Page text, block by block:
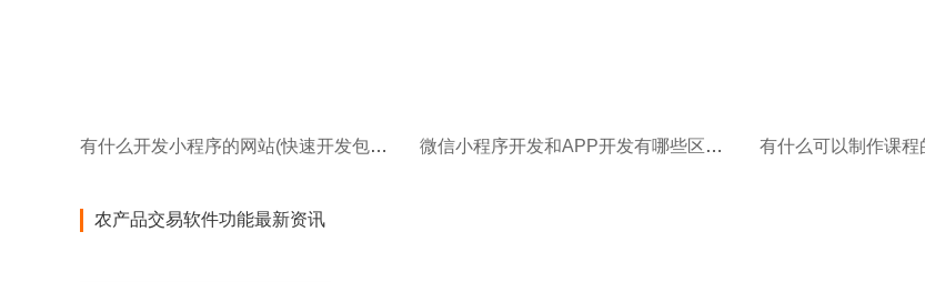
有什么开发小程序的网站(快速开发包括微信小程序在内的五个版本) 微信小程序开发和APP开发有哪些区别？
农产品交易软件功能最新资讯